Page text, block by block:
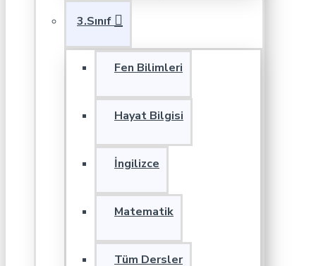
3.Sınıf
Fen Bilimleri
Hayat Bilgisi
İngilizce
Matematik
Tüm Dersler